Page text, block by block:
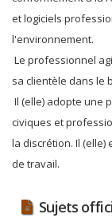
et logiciels
l'environnement.
Le professionnel
sa clientèle dans le
Il (elle) adopte une
civiques et
la discrétion. Il
de travail.
Sujets